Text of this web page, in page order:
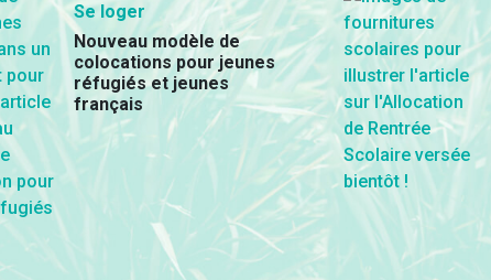
Se loger
Nouveau modèle de
colocations pour jeunes
réfugiés et jeunes
français